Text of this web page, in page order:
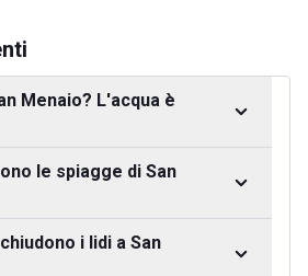
Menaio? L'acqua è
le spiagge di San
i lidi a San